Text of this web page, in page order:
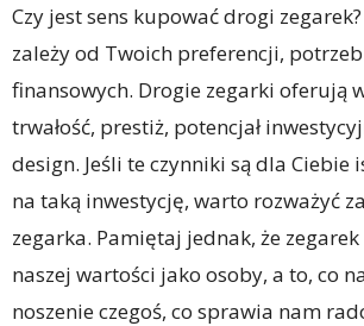
Czy jest sens kupować drogi
zależy od Twoich preferencji,
finansowych. Drogie zegarki oferują
trwałość, prestiż, potencjał
design. Jeśli te czynniki są dla Ciebie
na taką inwestycję, warto rozważyć
zegarka. Pamiętaj jednak, że
naszej wartości jako osoby, a to, co
noszenie czegoś, co sprawia nam